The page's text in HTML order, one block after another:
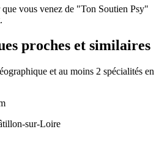
vous venez de "Ton Soutien Psy"
proches et similaires
et au moins 2 spécialités en
sur-Loire